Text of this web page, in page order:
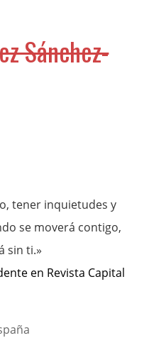
Sánchez-
tener inquietudes y
se moverá contigo,
sin ti.»
en Revista Capital